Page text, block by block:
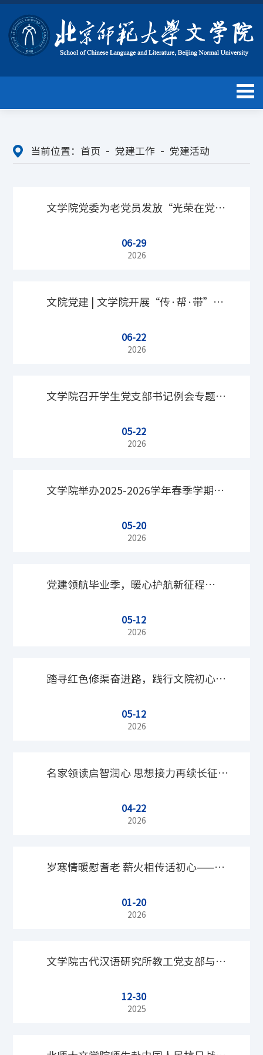
当前位置： 首页 党建工作 党建活动
文学院党委为老党员发放“光荣在党50
06-29
2026
文院党建 | 文学院开展“传·帮·带”主
06-22
2026
文学院召开学生党支部书记例会专题培
训党员发展全流程规范
05-22
2026
文学院举办2025-2026学年春季学期青
年共产主义者培训班
05-20
2026
党建领航毕业季，暖心护航新征程——
语言学专业党员师生座谈会圆满举行
05-12
2026
踏寻红色修渠奋进路，践行文院初心建
新功——北京师范大学文学院组织师生
05-12
2026
名家领读启智润心 思想接力再续长征
——北京师范大学文学院师生参加党史
04-22
2026
岁寒情暖慰耆老 薪火相传话初心——文
学院为99岁离休教师罗文斌先生贺寿
01-20
2026
文学院古代汉语研究所教工党支部与硕
士研究生党支部共建 举办“汲取传统语
12-30
2025